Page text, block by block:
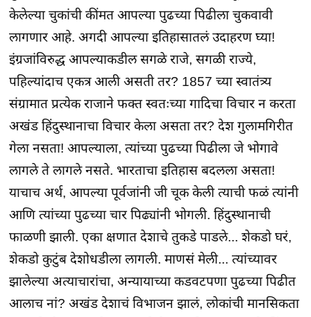
केलेल्या चुकांची कींमत आपल्या पुढच्या पिढीला चुकवावी
लागणार आहे. अगदी आपल्या इतिहासातलं उदाहरण घ्या!
इंग्रजांविरुद्ध आपल्याकडील सगळे राजे, सगळी राज्ये,
पहिल्यांदाच एकत्र आली असती तर? 1857 च्या स्वातंत्र्य
संग्रामात प्रत्येक राजाने फक्त स्वतःच्या गादिचा विचार न करता
अखंड हिंदुस्थानाचा विचार केला असता तर? देश गुलामगिरीत
गेला नसता! आपल्याला, त्यांच्या पुढच्या पिढीला जे भोगावे
लागले ते लागले नसते. भारताचा इतिहास बदलला असता!
याचाच अर्थ, आपल्या पूर्वजांनी जी चूक केली त्याची फळं त्यांनी
आणि त्यांच्या पुढच्या चार पिढ्यांनी भोगली. हिंदुस्थानाची
फाळणी झाली. एका क्षणात देशाचे तुकडे पाडले... शेकडो घरं,
शेकडो कुटुंब देशोधडीला लागली. माणसं मेली... त्यांच्यावर
झालेल्या अत्याचारांचा, अन्यायाच्या कडवटपणा पुढच्या पिढीत
आलाच नां? अखंड देशाचं विभाजन झालं, लोकांची मानसिकता